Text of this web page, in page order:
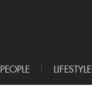
PEOPLE LIFESTYLE